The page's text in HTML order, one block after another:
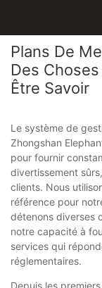
Plans De
Des
Être Savoir
Le système de
Zhongshan
pour fournir
divertissement
clients. Nous
référence pour
détenons diverses
notre capacité à
services qui
réglementaires.
Depuis les